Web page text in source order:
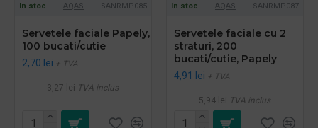
In stoc AQAS SANRMP085
Servetele faciale Papely,
100 bucati/cutie
2,70 lei + TVA
3,27 lei TVA inclus
In stoc AQAS SANRMP087
Servetele faciale cu 2
straturi, 200
bucati/cutie, Papely
4,91 lei + TVA
5,94 lei TVA inclus